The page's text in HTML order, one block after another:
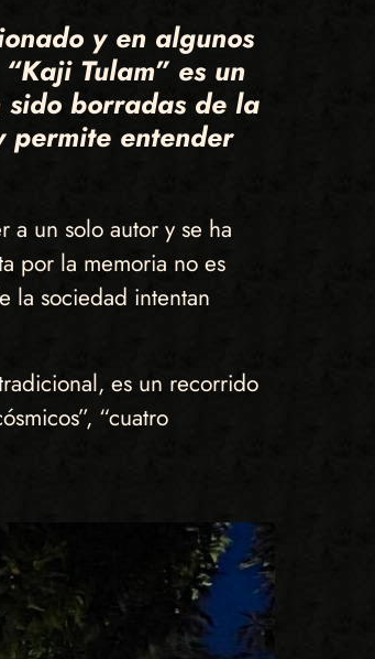
y en algunos
Tulam” es un
sido borradas de la
permite entender
a un solo autor y se ha
por la memoria no es
la sociedad intentan
es un recorrido
“cuatro